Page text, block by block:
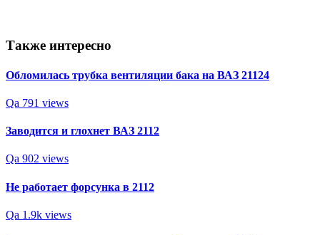
Также интересно
Обломилась трубка вентиляции бака на ВАЗ 21124
Qa 791 views
Заводится и глохнет ВАЗ 2112
Qa 902 views
Не работает форсунка в 2112
Qa 1.9k views